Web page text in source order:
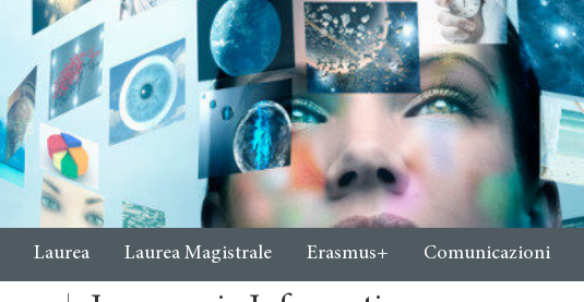
Laurea Laurea Magistrale Erasmus+ Comunicazioni